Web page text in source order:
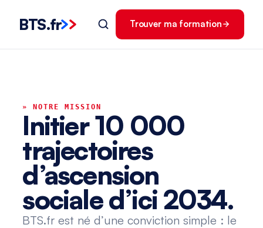
BTS.fr Trouver ma formation
» NOTRE MISSION
Initier 10 000
trajectoires
d’ascension
sociale d’ici 2034.
BTS.fr est né d’une conviction simple : le